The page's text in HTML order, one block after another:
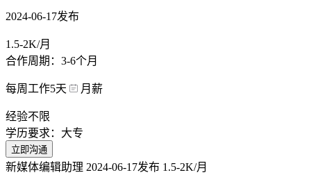
2024-06-17发布
1.5-2K/月
合作周期：3-6个月
每周工作5天 月薪
经验不限
学历要求：大专
立即沟通
新媒体编辑助理 2024-06-17发布 1.5-2K/月